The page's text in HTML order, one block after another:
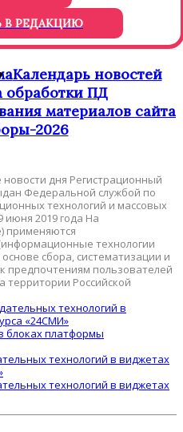
В РЕДАКЦИЮ
Календарь новостей
обработки ПД
материалов сайта
2026
дня Регистрационный
Федеральной службой по
технологий и массовых
июня 2019 года На
применяются
технологии
сбора, систематизации и
предпочтениям пользователей
территории Российской
технологий в
«24СМИ»
блоках платформы
технологий в виджетах
технологий в виджетах